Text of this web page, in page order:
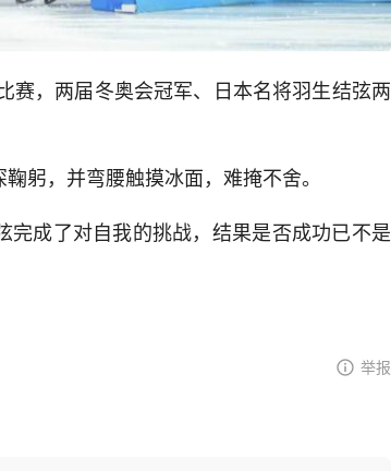
赛，两届冬奥会冠军、日本名将羽生结弦两
躬，并弯腰触摸冰面，难掩不舍。
成了对自我的挑战，结果是否成功已不是
举报